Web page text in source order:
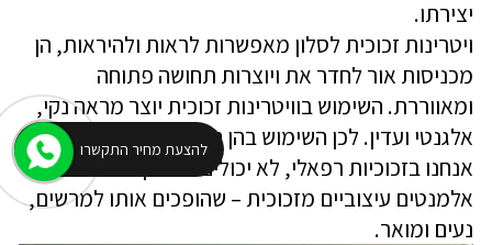
יצירתו.
ויטרינות זכוכית לסלון מאפשרות לראות ולהיראות, הן
מכניסות אור לחדר את ויוצרות תחושה פתוחה
ומאווררת. השימוש בוויטרינות זכוכית יוצר מראה נקי,
אלגנטי ועדין. לכן השימוש בהן הופך נפוץ יותר ויותר.
אנחנו בזכוכיות רפאלי, לא יכולים לדמיין חדר בלי
אלמנטים עיצוביים מזכוכית – שהופכים אותו למרשים,
נעים ומואר.
להצעת מחיר התקשרו